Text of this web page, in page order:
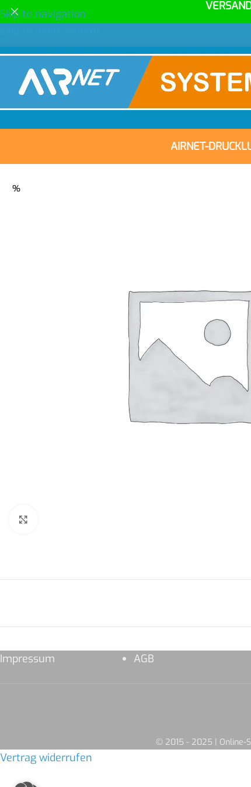
Skip to navigation
AIRNET-
%
Impressum AGB
© 2015 - 2025 | Online-
Vertrag widerrufen